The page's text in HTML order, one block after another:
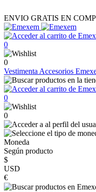
ENVIO GRATIS EN
0
0
Vestimenta Accesorios
0
0
Moneda
Según producto
$
USD
€